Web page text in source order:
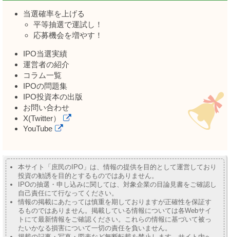
当選確率を上げる
平等抽選で運試し！
応募機会を増やす！
IPO当選実績
運営者の紹介
コラム一覧
IPOの問題集
IPO投資本の出版
お問い合わせ
X(Twitter）
YouTube
本サイト「庶民のIPO」は、情報の提供を目的として運営しており
投資の勧誘を目的とするものではありません。
IPOの抽選・申し込みに関しては、対象企業の目論見書をご確認し
自己責任にて行なってください。
情報の掲載にあたっては慎重を期しておりますが正確性を保証す
るものではありません。掲載している情報については各Webサイ
トにて最新情報をご確認ください。これらの情報に基づいて被っ
たいかなる損害について一切の責任を負いません。